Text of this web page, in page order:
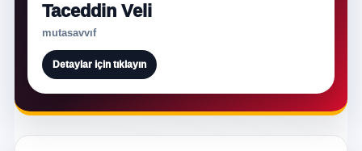
Taceddin Veli
mutasavvıf
Detaylar için tıklayın